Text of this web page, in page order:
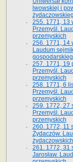
lwowskiej i
255. 1771, 13
Przemyśl.
przemyskich
256. 1771, 14
Laudum
257. 1771, 19
Przemyśl.
przemyskich
258. 1771, 6
Przemyśl.
przemyskich
259. 1772, 27
Przemyśl.
przemyskich
260. 1772, 11
Żydaczów.
żydaczowskich
261. 1772, 31
Jarosław.